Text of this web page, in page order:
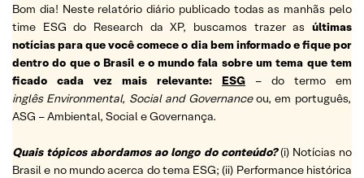
Bom dia! Neste relatório diário publicado todas as manhãs pelo
time ESG do Research da XP, buscamos trazer as últimas
notícias para que você comece o dia bem informado e fique por
dentro do que o Brasil e o mundo fala sobre um tema que tem
ficado cada vez mais relevante:
ESG
– do termo em
inglês Environmental, Social and Governanceou, em português,
ASG – Ambiental, Social e Governança.
Quais tópicos abordamos ao longo do conteúdo? (i) Notícias no
Brasil e no mundo acerca do tema ESG; (ii) Performance histórica